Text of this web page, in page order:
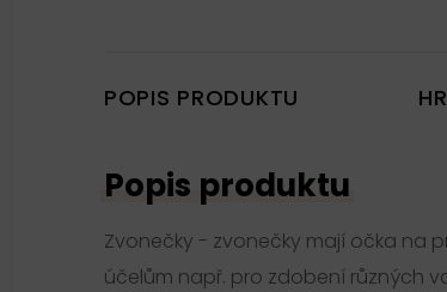
POPIS PRODUKTU
Popis produktu
Zvonečky - zvonečky mají očka na
účelům např. pro zdobení různých